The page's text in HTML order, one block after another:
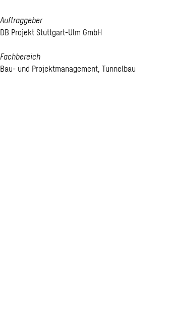
Auftraggeber
DB Projekt Stuttgart-Ulm GmbH
Fachbereich
Bau- und Projektmanagement, Tunnelbau